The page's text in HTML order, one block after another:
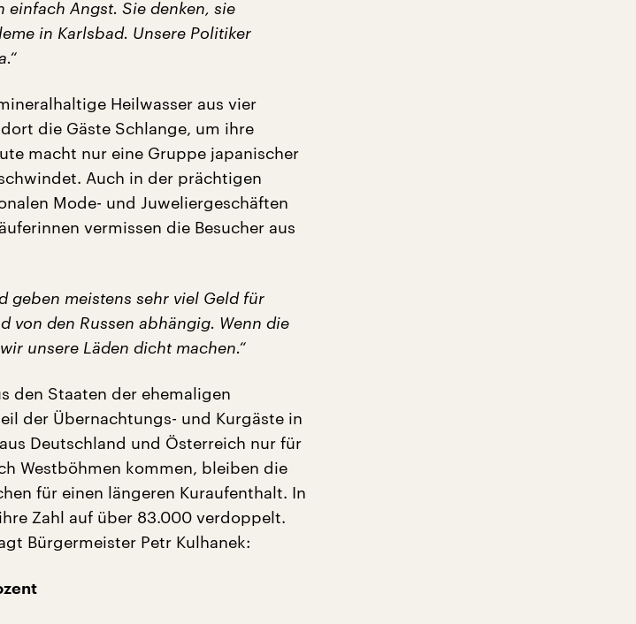
einfach Angst. Sie denken, sie
in Karlsbad. Unsere Politiker
Heilwasser aus vier
die Gäste Schlange, um ihre
macht nur eine Gruppe japanischer
Auch in der prächtigen
Mode- und Juweliergeschäften
vermissen die Besucher aus
geben meistens sehr viel Geld für
von den Russen abhängig. Wenn die
unsere Läden dicht machen.“
den Staaten der ehemaligen
der Übernachtungs- und Kurgäste in
Deutschland und Österreich nur für
Westböhmen kommen, bleiben die
für einen längeren Kuraufenthalt. In
Zahl auf über 83.000 verdoppelt.
Bürgermeister Petr Kulhanek: